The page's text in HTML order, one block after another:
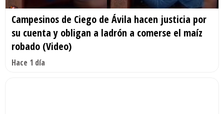
Campesinos de Ciego de Ávila hacen justicia por
su cuenta y obligan a ladrón a comerse el maíz
robado (Video)
Hace 1 día